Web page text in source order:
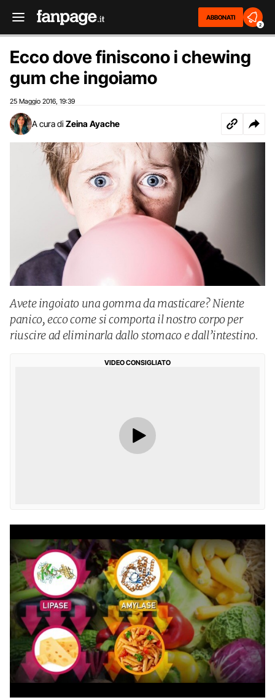
ABBONATI
2
Ecco dove finiscono i chewing
gum che ingoiamo
25 Maggio 2016 19:39
A cura di Zeina Ayache
Avete ingoiato una gomma da masticare? Niente
panico, ecco come si comporta il nostro corpo per
riuscire ad eliminarla dallo stomaco e dall’intestino.
VIDEO CONSIGLIATO